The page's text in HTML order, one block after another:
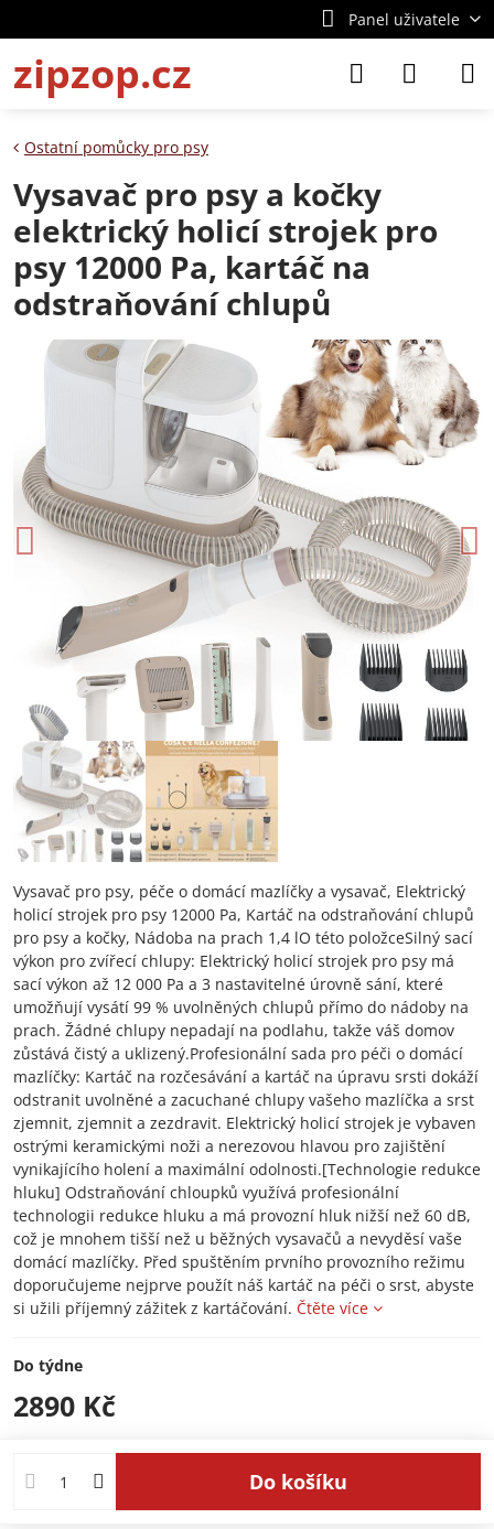
Panel uživatele
zipzop.cz
Ostatní pomůcky pro psy
Vysavač pro psy a kočky
elektrický holicí strojek pro
psy 12000 Pa, kartáč na
odstraňování chlupů
Vysavač pro psy, péče o domácí mazlíčky a vysavač, Elektrický
holicí strojek pro psy 12000 Pa, Kartáč na odstraňování chlupů
pro psy a kočky, Nádoba na prach 1,4 lO této položceSilný sací
výkon pro zvířecí chlupy: Elektrický holicí strojek pro psy má
sací výkon až 12 000 Pa a 3 nastavitelné úrovně sání, které
umožňují vysátí 99 % uvolněných chlupů přímo do nádoby na
prach. Žádné chlupy nepadají na podlahu, takže váš domov
zůstává čistý a uklizený.Profesionální sada pro péči o domácí
mazlíčky: Kartáč na rozčesávání a kartáč na úpravu srsti dokáží
odstranit uvolněné a zacuchané chlupy vašeho mazlíčka a srst
zjemnit, zjemnit a zezdravit. Elektrický holicí strojek je vybaven
ostrými keramickými noži a nerezovou hlavou pro zajištění
vynikajícího holení a maximální odolnosti.[Technologie redukce
hluku] Odstraňování chloupků využívá profesionální
technologii redukce hluku a má provozní hluk nižší než 60 dB,
což je mnohem tišší než u běžných vysavačů a nevyděsí vaše
domácí mazlíčky. Před spuštěním prvního provozního režimu
doporučujeme nejprve použít náš kartáč na péči o srst, abyste
si užili příjemný zážitek z kartáčování. Čtěte více
Do týdne
2890 Kč
Do košíku